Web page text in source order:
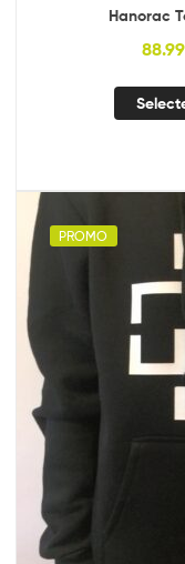
Hanorac
88.99
PROMO